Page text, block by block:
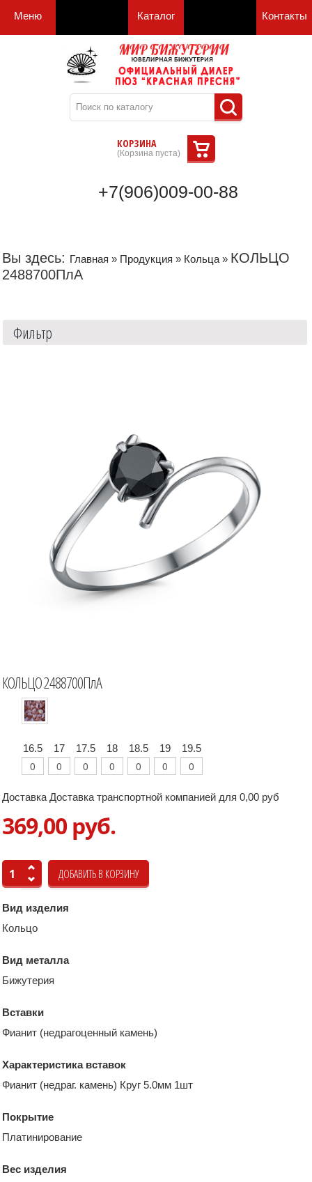
Меню Каталог Контакты
КОРЗИНА
(Корзина пуста)
+7(906)009-00-88
Вы здесь: Главная » Продукция » Кольца » КОЛЬЦО
2488700ПлА
Фильтр
КОЛЬЦО 2488700ПлА
16.5 17 17.5 18 18.5 19 19.5
Доставка Доставка транспортной компанией для 0,00 руб
369,00 руб.
Вид изделия
Кольцо
Вид металла
Бижутерия
Вставки
Фианит (недрагоценный камень)
Характеристика вставок
Фианит (недраг. камень) Круг 5.0мм 1шт
Покрытие
Платинирование
Вес изделия